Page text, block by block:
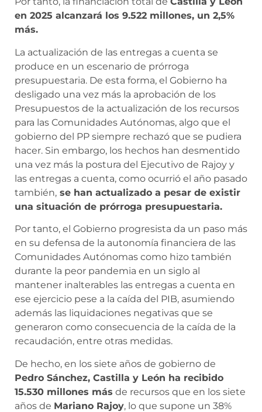
en 2025 alcanzará los 9.522 millones, un 2,5%
más.
La actualización de las entregas a cuenta se
produce en un escenario de prórroga
presupuestaria. De esta forma, el Gobierno ha
desligado una vez más la aprobación de los
Presupuestos de la actualización de los recursos
para las Comunidades Autónomas, algo que el
gobierno del PP siempre rechazó que se pudiera
hacer. Sin embargo, los hechos han desmentido
una vez más la postura del Ejecutivo de Rajoy y
las entregas a cuenta, como ocurrió el año pasado
también, se han actualizado a pesar de existir
una situación de prórroga presupuestaria.
Por tanto, el Gobierno progresista da un paso más
en su defensa de la autonomía financiera de las
Comunidades Autónomas como hizo también
durante la peor pandemia en un siglo al
mantener inalterables las entregas a cuenta en
ese ejercicio pese a la caída del PIB, asumiendo
además las liquidaciones negativas que se
generaron como consecuencia de la caída de la
recaudación, entre otras medidas.
De hecho, en los siete años de gobierno de
Pedro Sánchez, Castilla y León ha recibido
15.530 millones más de recursos que en los siete
años de Mariano Rajoy, lo que supone un 38%